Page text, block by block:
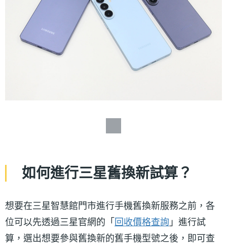
如何進行三星舊換新試算？
想要在三星智慧館門市進行手機舊換新服務之前，各
位可以先透過三星官網的「回收價格查詢 」進行試
算，選出想要參與舊換新的舊手機型號之後，即可查